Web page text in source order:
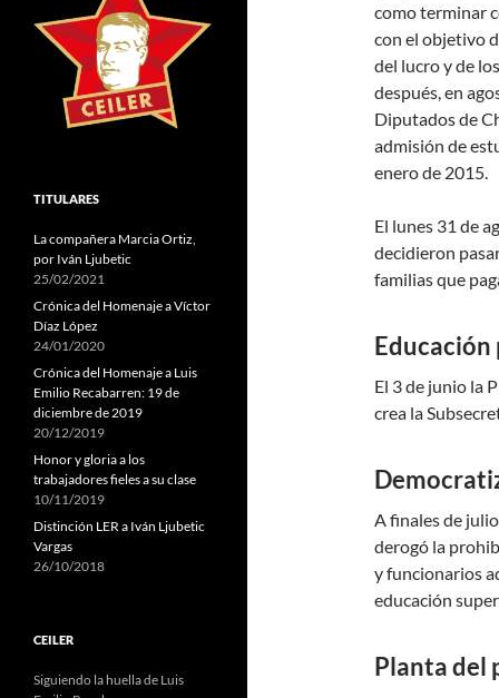
como terminar
con el objetivo
del lucro y de
después, en
Diputados de
admisión de
enero de 2015.
El lunes 31 de
decidieron
familias que
El 3 de junio la
crea la
A finales de
derogó la
y funcionarios
educación
Planta del
TITULARES
La compañera Marcia Ortiz,
por Iván Ljubetic
25/02/2021
Crónica del Homenaje a Víctor
Díaz López
24/01/2020
Crónica del Homenaje a Luis
Emilio Recabarren: 19 de
diciembre de 2019
20/12/2019
Honor y gloria a los
trabajadores fieles a su clase
10/11/2019
Distinción LER a Iván Ljubetic
Vargas
26/10/2018
CEILER
Siguiendo la huella de Luis